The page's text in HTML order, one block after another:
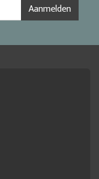
Aanmelden